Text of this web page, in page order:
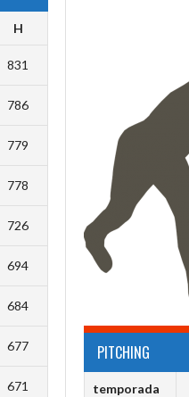
PITCHING
temporada
H
831
786
779
778
726
694
684
677
671